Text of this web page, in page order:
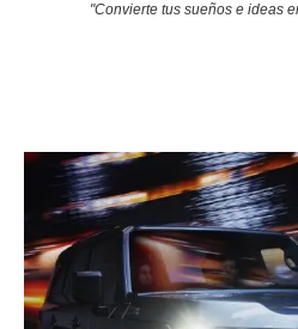
"Convierte tus sueños e ideas